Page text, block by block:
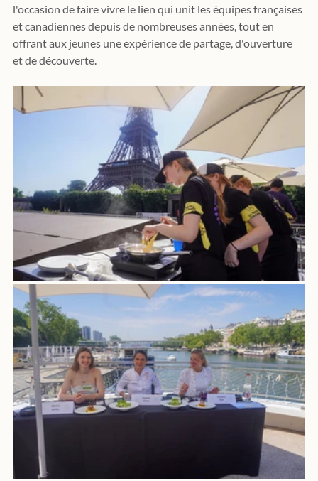
l'occasion de faire vivre le lien qui unit les équipes françaises
et canadiennes depuis de nombreuses années, tout en
offrant aux jeunes une expérience de partage, d'ouverture
et de découverte.